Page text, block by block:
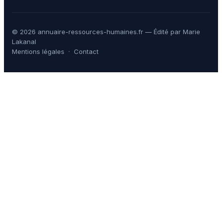
© 2026 annuaire-ressources-humaines.fr — Édité par Marie
Lakanal
Mentions légales · Contact